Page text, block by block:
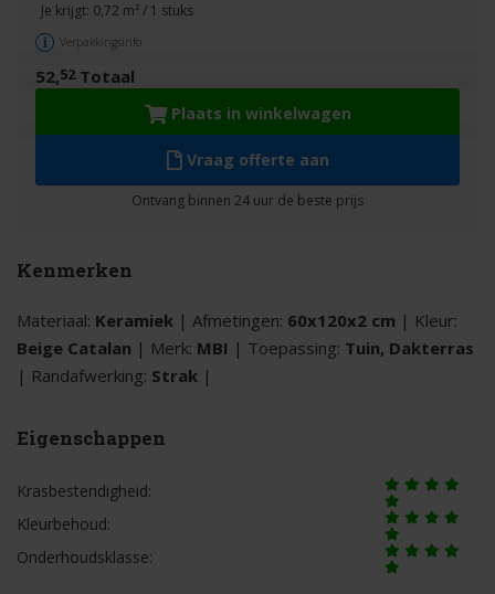
Je krijgt: 0,72 m² / 1 stuks
Verpakkingsinfo
52,52Totaal
Plaats in winkelwagen
Vraag offerte aan
Kenmerken
Materiaal: Keramiek | Afmetingen: 60x120x2 cm | Kleur:
Beige Catalan | Merk: MBI | Toepassing: Tuin, Dakterras
| Randafwerking: Strak |
Eigenschappen
Krasbestendigheid:
Kleurbehoud:
Onderhoudsklasse: